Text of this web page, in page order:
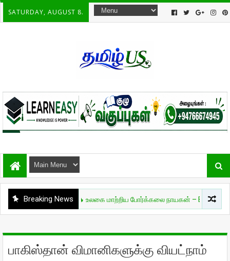
SATURDAY, AUGUST 8.
Breaking News
சுவாரசியம் 🔥 உலகை மாற்றிய போர்க்கலை நாயகன் – Bruce Lee 🔥
பாகிஸ்தான் விமானிகளுக்கு வியட்நாம்